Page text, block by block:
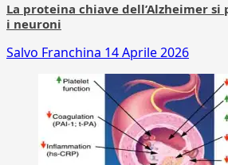
La proteina chiave dell’Alzheimer
i neuroni
Salvo Franchina 14 Aprile 2026